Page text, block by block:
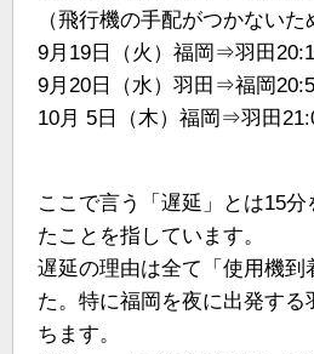
（飛行機の手配がつかないた
9月19日（火）福岡⇒羽田
9月20日（水）羽田⇒福岡
10月 5日（木）福岡⇒羽田
ここで言う「遅延」とは15
たことを指しています。
遅延の理由は全て「使用機到
た。特に福岡を夜に出発する
ちます。